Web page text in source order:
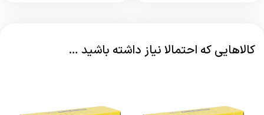
کالاهایی که احتمالا نیاز داشته باشید …